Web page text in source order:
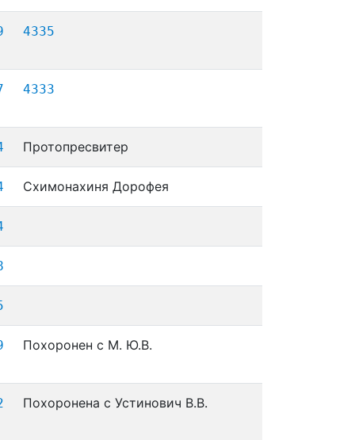
4335
4333
Протопресвитер
Схимонахиня Дорофея
Похоронен с М. Ю.В.
Похоронена с Устинович В.В.